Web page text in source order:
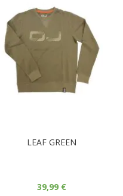
LEAF GREEN
39,99 €